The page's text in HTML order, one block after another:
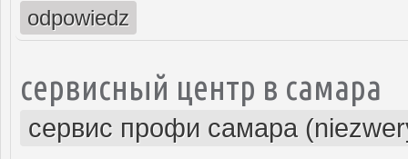
odpowiedz
сервисный центр в самара
сервис профи самара